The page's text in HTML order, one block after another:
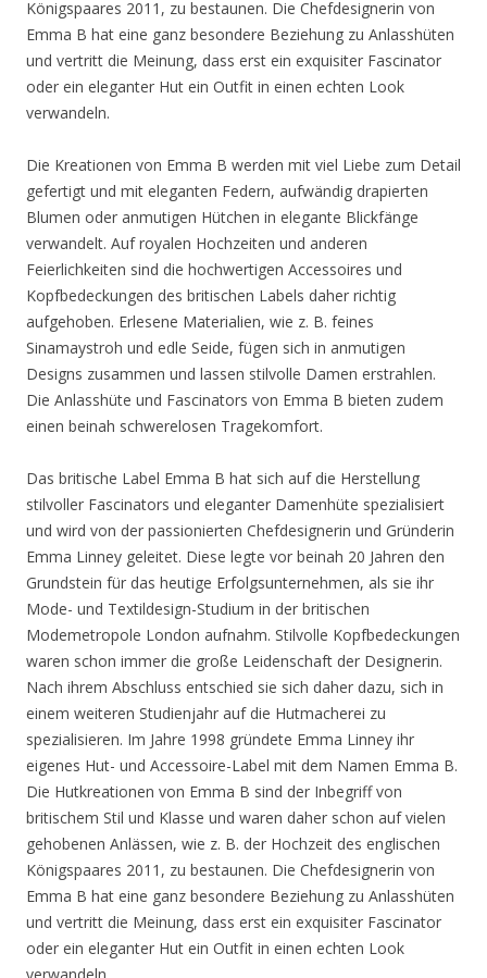
Königspaares 2011, zu bestaunen. Die Chefdesignerin von
Emma B hat eine ganz besondere Beziehung zu Anlasshüten
und vertritt die Meinung, dass erst ein exquisiter Fascinator
oder ein eleganter Hut ein Outfit in einen echten Look
verwandeln.
Die Kreationen von Emma B werden mit viel Liebe zum Detail
gefertigt und mit eleganten Federn, aufwändig drapierten
Blumen oder anmutigen Hütchen in elegante Blickfänge
verwandelt. Auf royalen Hochzeiten und anderen
Feierlichkeiten sind die hochwertigen Accessoires und
Kopfbedeckungen des britischen Labels daher richtig
aufgehoben. Erlesene Materialien, wie z. B. feines
Sinamaystroh und edle Seide, fügen sich in anmutigen
Designs zusammen und lassen stilvolle Damen erstrahlen.
Die Anlasshüte und Fascinators von Emma B bieten zudem
einen beinah schwerelosen Tragekomfort.
Das britische Label Emma B hat sich auf die Herstellung
stilvoller Fascinators und eleganter Damenhüte spezialisiert
und wird von der passionierten Chefdesignerin und Gründerin
Emma Linney geleitet. Diese legte vor beinah 20 Jahren den
Grundstein für das heutige Erfolgsunternehmen, als sie ihr
Mode- und Textildesign-Studium in der britischen
Modemetropole London aufnahm. Stilvolle Kopfbedeckungen
waren schon immer die große Leidenschaft der Designerin.
Nach ihrem Abschluss entschied sie sich daher dazu, sich in
einem weiteren Studienjahr auf die Hutmacherei zu
spezialisieren. Im Jahre 1998 gründete Emma Linney ihr
eigenes Hut- und Accessoire-Label mit dem Namen Emma B.
Die Hutkreationen von Emma B sind der Inbegriff von
britischem Stil und Klasse und waren daher schon auf vielen
gehobenen Anlässen, wie z. B. der Hochzeit des englischen
Königspaares 2011, zu bestaunen. Die Chefdesignerin von
Emma B hat eine ganz besondere Beziehung zu Anlasshüten
und vertritt die Meinung, dass erst ein exquisiter Fascinator
oder ein eleganter Hut ein Outfit in einen echten Look